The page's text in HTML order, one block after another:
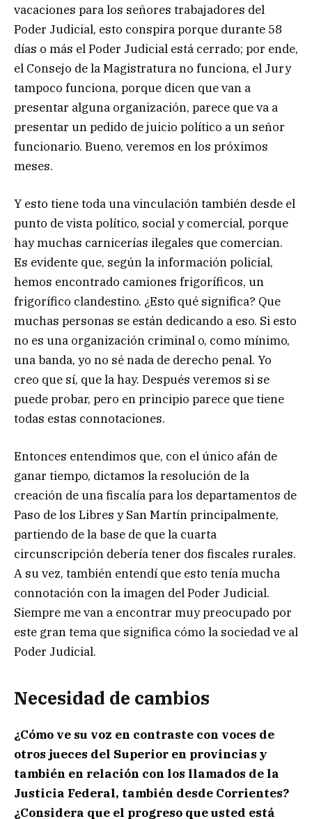
vacaciones para los señores trabajadores del
Poder Judicial, esto conspira porque durante 58
días o más el Poder Judicial está cerrado; por ende,
el Consejo de la Magistratura no funciona, el Jury
tampoco funciona, porque dicen que van a
presentar alguna organización, parece que va a
presentar un pedido de juicio político a un señor
funcionario. Bueno, veremos en los próximos
meses.
Y esto tiene toda una vinculación también desde el
punto de vista político, social y comercial, porque
hay muchas carnicerías ilegales que comercian.
Es evidente que, según la información policial,
hemos encontrado camiones frigoríficos, un
frigorífico clandestino. ¿Esto qué significa? Que
muchas personas se están dedicando a eso. Si esto
no es una organización criminal o, como mínimo,
una banda, yo no sé nada de derecho penal. Yo
creo que sí, que la hay. Después veremos si se
puede probar, pero en principio parece que tiene
todas estas connotaciones.
Entonces entendimos que, con el único afán de
ganar tiempo, dictamos la resolución de la
creación de una fiscalía para los departamentos de
Paso de los Libres y San Martín principalmente,
partiendo de la base de que la cuarta
circunscripción debería tener dos fiscales rurales.
A su vez, también entendí que esto tenía mucha
connotación con la imagen del Poder Judicial.
Siempre me van a encontrar muy preocupado por
este gran tema que significa cómo la sociedad ve al
Poder Judicial.
Necesidad de cambios
¿Cómo ve su voz en contraste con voces de
otros jueces del Superior en provincias y
también en relación con los llamados de la
Justicia Federal, también desde Corrientes?
¿Considera que el progreso que usted está